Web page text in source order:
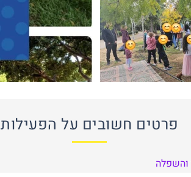
פרטים חשובים על הפעילות
והשפלה